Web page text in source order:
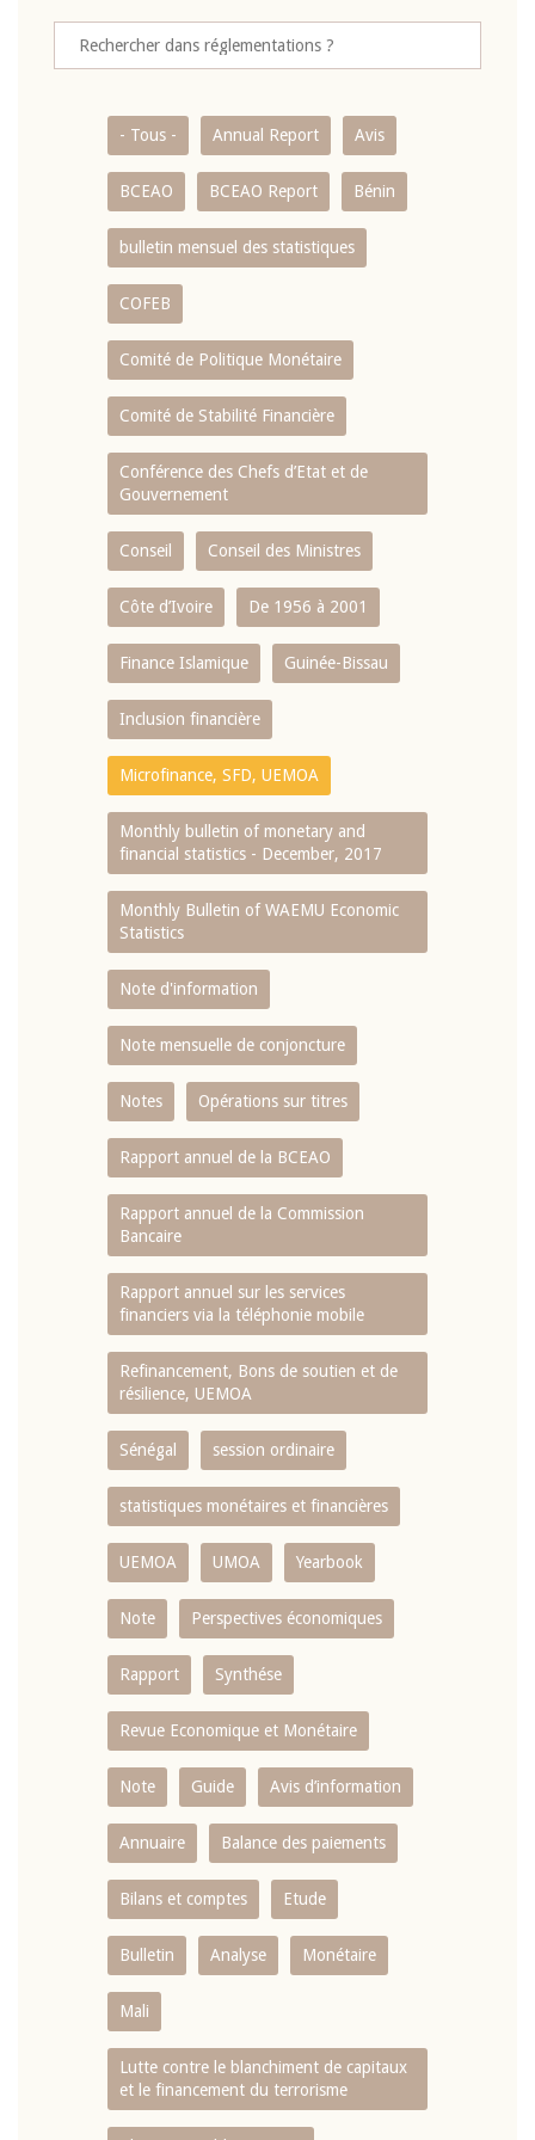
- Tous - Annual Report Avis
BCEAO BCEAO Report Bénin
bulletin mensuel des statistiques
COFEB
Comité de Politique Monétaire
Comité de Stabilité Financière
Conférence des Chefs d’Etat et de
Gouvernement
Conseil Conseil des Ministres
Côte d’Ivoire De 1956 à 2001
Finance Islamique Guinée-Bissau
Inclusion financière
Microfinance, SFD, UEMOA
Monthly bulletin of monetary and
financial statistics - December, 2017
Monthly Bulletin of WAEMU Economic
Statistics
Note d'information
Note mensuelle de conjoncture
Notes Opérations sur titres
Rapport annuel de la BCEAO
Rapport annuel de la Commission
Bancaire
Rapport annuel sur les services
financiers via la téléphonie mobile
Refinancement, Bons de soutien et de
résilience, UEMOA
Sénégal session ordinaire
statistiques monétaires et financières
UEMOA UMOA Yearbook
Note Perspectives économiques
Rapport Synthése
Revue Economique et Monétaire
Note Guide Avis d’information
Annuaire Balance des paiements
Bilans et comptes Etude
Bulletin Analyse Monétaire
Mali
Lutte contre le blanchiment de capitaux
et le financement du terrorisme